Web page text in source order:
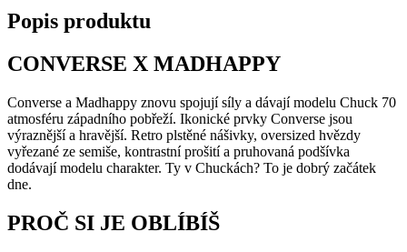
Popis produktu
CONVERSE X MADHAPPY
Converse a Madhappy znovu spojují síly a dávají modelu Chuck 70
atmosféru západního pobřeží. Ikonické prvky Converse jsou
výraznější a hravější. Retro plstěné nášivky, oversized hvězdy
vyřezané ze semiše, kontrastní prošití a pruhovaná podšívka
dodávají modelu charakter. Ty v Chuckách? To je dobrý začátek
dne.
PROČ SI JE OBLÍBÍŠ